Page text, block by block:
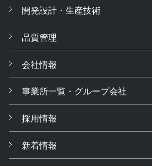
開発設計・生産技術
品質管理
会社情報
事業所一覧・グループ会社
採用情報
新着情報